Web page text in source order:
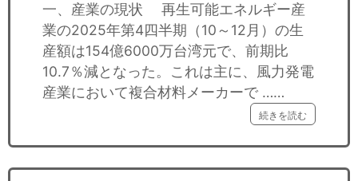
一、産業の現状 再生可能エネルギー産
業の2025年第4四半期（10～12月）の生
産額は154億6000万台湾元で、前期比
10.7％減となった。これは主に、風力発電
産業において複合材料メーカーで ……
続きを読む